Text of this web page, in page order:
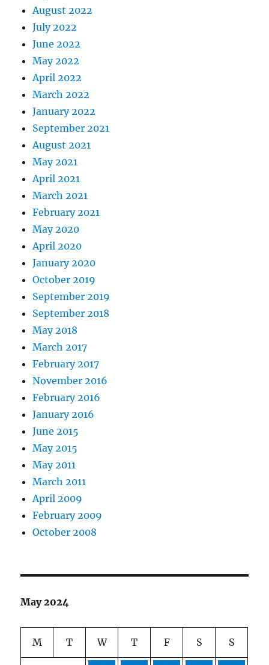
August 2022
July 2022
June 2022
May 2022
April 2022
March 2022
January 2022
September 2021
August 2021
May 2021
April 2021
March 2021
February 2021
May 2020
April 2020
January 2020
October 2019
September 2019
September 2018
May 2018
March 2017
February 2017
November 2016
February 2016
January 2016
June 2015
May 2015
May 2011
March 2011
April 2009
February 2009
October 2008
May 2024
M T W T F S S